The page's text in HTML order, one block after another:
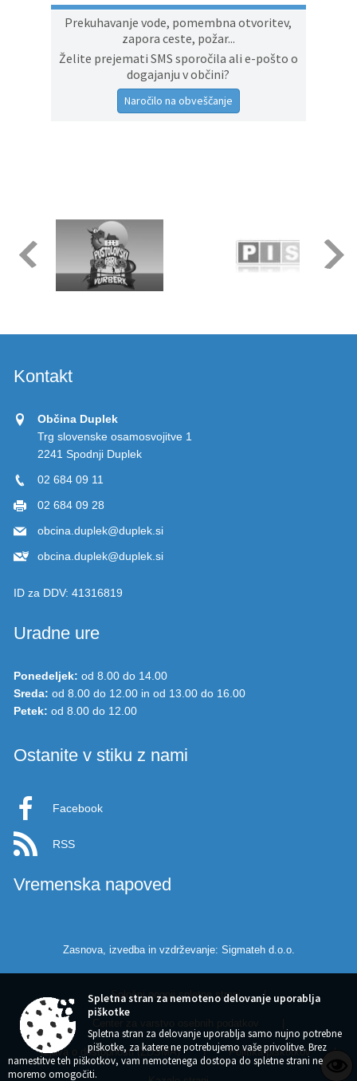
Prekuhavanje vode, pomembna otvoritev,
zapora ceste, požar...
Želite prejemati SMS sporočila ali e-pošto o
dogajanju v občini?
Naročilo na obveščanje
Kontakt
Občina Duplek
Trg slovenske osamosvojitve 1
2241 Spodnji Duplek
02 684 09 11
02 684 09 28
obcina.duplek@duplek.si
obcina.duplek@duplek.si
ID za DDV: 41316819
Uradne ure
Ponedeljek: od 8.00 do 14.00
Sreda: od 8.00 do 12.00 in od 13.00 do 16.00
Petek: od 8.00 do 12.00
Ostanite v stiku z nami
Facebook
RSS
Vremenska napoved
Zasnova, izvedba in vzdrževanje: Sigmateh d.o.o.
Splošni pogoji spletne strani |
Izjava o dostopnosti (ZDSMA) | Politika piškotkov
Spletna stran za nemoteno delovanje uporablja
piškotke
Spletna stran za delovanje uporablja samo nujno potrebne
piškotke, za katere ne potrebujemo vaše privolitve. Brez
namestitve teh piškotkov, vam nemotenega dostopa do spletne strani ne
moremo omogočiti.